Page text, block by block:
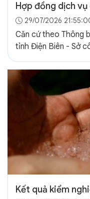
Hợp đồng dịch
29/07/2026
Căn cứ theo Thông
tỉnh Điện Biên - Sở
Kết quả kiểm